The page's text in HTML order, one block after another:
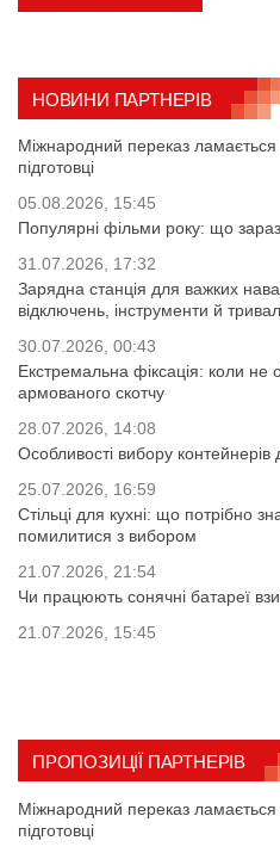
НОВИНИ ПАРТНЕРІВ
Міжнародний переказ
підготовці
05.08.2026, 15:45
Популярні фільми року: що зараз
31.07.2026, 17:32
Зарядна станція для важких
відключень, інструменти й
30.07.2026, 00:43
Екстремальна фіксація: коли не
армованого скотчу
28.07.2026, 14:08
Особливості вибору
25.07.2026, 16:59
Стільці для кухні: що потрібно
помилитися з вибором
21.07.2026, 21:54
Чи працюють сонячні батареї
21.07.2026, 15:45
ПРОПОЗИЦІЇ ПАРТНЕРІВ
Міжнародний переказ
підготовці